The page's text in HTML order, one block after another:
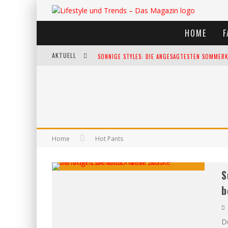
HOME
AKTUELL SONNIGE STYLES: DIE ANGESAGTESTEN
Home Hot Pants